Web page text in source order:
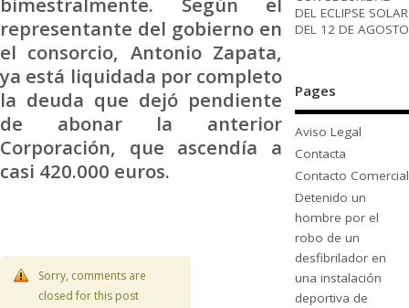
representante del gobierno en
el consorcio, Antonio Zapata,
ya está liquidada por completo
la deuda que dejó pendiente
de abonar la anterior
Corporación, que ascendía a
casi 420.000 euros.
Sorry, comments are
closed for this post
DEL ECLIPSE SOLAR
DEL 12 DE AGOSTO
Pages
Aviso Legal
Contacta
Contacto Comercial
Detenido un
hombre por el
robo de un
desfibrilador en
una instalación
deportiva de